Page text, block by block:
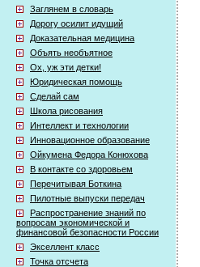
Заглянем в словарь
Дорогу осилит идущий
Доказательная медицина
Объять необъятное
Ох, уж эти детки!
Юридическая помощь
Сделай сам
Школа рисования
Интеллект и технологии
Инновационное образование
Ойкумена Федора Конюхова
В контакте со здоровьем
Перечитывая Боткина
Пилотные выпуски передач
Распространение знаний по
вопросам экономической и
финансовой безопасности России
Экселлент класс
Точка отсчета